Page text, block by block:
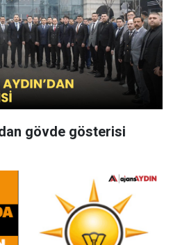
gövde gösterisi